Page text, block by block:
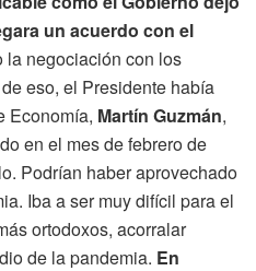
un acuerdo con el
la negociación con los
eso, el Presidente había
Economía, Martín Guzmán,
en el mes de febrero de
Podrían haber aprovechado
Iba a ser muy difícil para el
ortodoxos, acorralar
de la pandemia. En